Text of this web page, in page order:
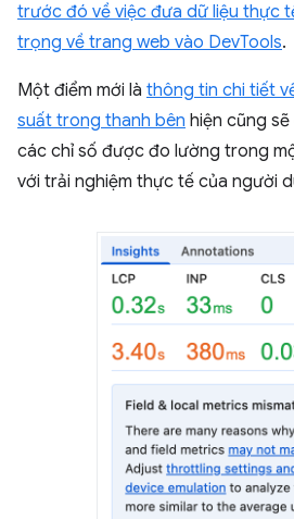
trước đó về việc đưa dữ liệu thực
trọng về trang web vào DevTools.
Một điểm mới là thông tin chi tiết
suất trong thanh bên hiện cũng
các chỉ số được đo lường trong
với trải nghiệm thực tế của người